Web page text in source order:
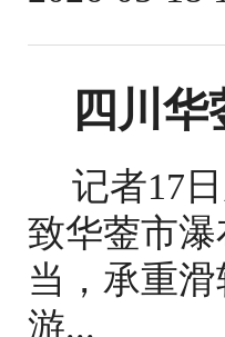
四川
记者17
致华蓥市
当，承重
游...